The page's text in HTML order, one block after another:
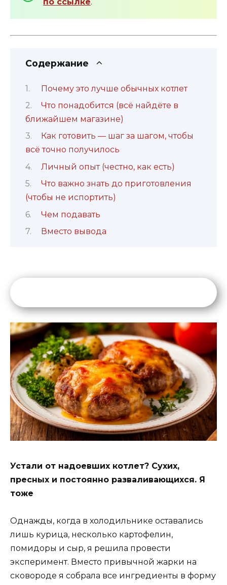
Содержание
Почему это лучше обычных котлет
Что понадобится (всё найдёте в
ближайшем магазине)
Как готовить — шаг за шагом, чтобы
всё точно получилось
Личный опыт (честно, как есть)
Что важно знать до приготовления
(чтобы не испортить)
Чем подавать
Вместо вывода
Устали от надоевших котлет? Сухих,
пресных и постоянно разваливающихся. Я
тоже
Однажды, когда в холодильнике оставались
лишь курица, несколько картофелин,
помидоры и сыр, я решила провести
эксперимент. Вместо привычной жарки на
сковороде я собрала все ингредиенты в форму